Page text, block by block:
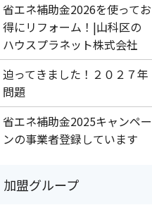
省エネ補助金2026を使ってお
得にリフォーム！|山科区の
ハウスプラネット株式会社
迫ってきました！２０２７年
問題
省エネ補助金2025キャンペー
ンの事業者登録しています
加盟グループ